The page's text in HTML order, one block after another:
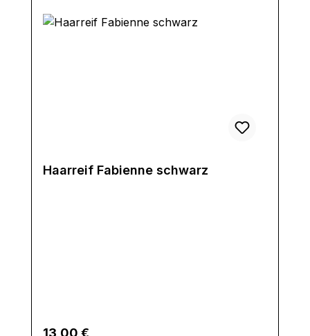
Haarreif Fabienne schwarz
Regulärer Preis:
13,00 €